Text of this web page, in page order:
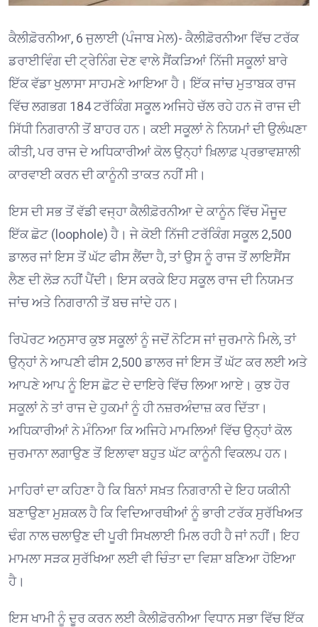
ਕੈਲੀਫ਼ੋਰਨੀਆ, 6 ਜੁਲਾਈ (ਪੰਜਾਬ ਮੇਲ)- ਕੈਲੀਫ਼ੋਰਨੀਆ ਵਿੱਚ ਟਰੱਕ
ਡਰਾਈਵਿੰਗ ਦੀ ਟ੍ਰੇਨਿੰਗ ਦੇਣ ਵਾਲੇ ਸੈਂਕੜਿਆਂ ਨਿੱਜੀ ਸਕੂਲਾਂ ਬਾਰੇ
ਇੱਕ ਵੱਡਾ ਖੁਲਾਸਾ ਸਾਹਮਣੇ ਆਇਆ ਹੈ। ਇੱਕ ਜਾਂਚ ਮੁਤਾਬਕ ਰਾਜ
ਵਿੱਚ ਲਗਭਗ 184 ਟਰੱਕਿੰਗ ਸਕੂਲ ਅਜਿਹੇ ਚੱਲ ਰਹੇ ਹਨ ਜੋ ਰਾਜ ਦੀ
ਸਿੱਧੀ ਨਿਗਰਾਨੀ ਤੋਂ ਬਾਹਰ ਹਨ। ਕਈ ਸਕੂਲਾਂ ਨੇ ਨਿਯਮਾਂ ਦੀ ਉਲੰਘਣਾ
ਕੀਤੀ, ਪਰ ਰਾਜ ਦੇ ਅਧਿਕਾਰੀਆਂ ਕੋਲ ਉਨ੍ਹਾਂ ਖ਼ਿਲਾਫ਼ ਪ੍ਰਭਾਵਸ਼ਾਲੀ
ਕਾਰਵਾਈ ਕਰਨ ਦੀ ਕਾਨੂੰਨੀ ਤਾਕਤ ਨਹੀਂ ਸੀ।
ਇਸ ਦੀ ਸਭ ਤੋਂ ਵੱਡੀ ਵਜ੍ਹਾ ਕੈਲੀਫ਼ੋਰਨੀਆ ਦੇ ਕਾਨੂੰਨ ਵਿੱਚ ਮੌਜੂਦ
ਇੱਕ ਛੋਟ (loophole) ਹੈ। ਜੇ ਕੋਈ ਨਿੱਜੀ ਟਰੱਕਿੰਗ ਸਕੂਲ 2,500
ਡਾਲਰ ਜਾਂ ਇਸ ਤੋਂ ਘੱਟ ਫੀਸ ਲੈਂਦਾ ਹੈ, ਤਾਂ ਉਸ ਨੂੰ ਰਾਜ ਤੋਂ ਲਾਇਸੈਂਸ
ਲੈਣ ਦੀ ਲੋੜ ਨਹੀਂ ਪੈਂਦੀ। ਇਸ ਕਰਕੇ ਇਹ ਸਕੂਲ ਰਾਜ ਦੀ ਨਿਯਮਤ
ਜਾਂਚ ਅਤੇ ਨਿਗਰਾਨੀ ਤੋਂ ਬਚ ਜਾਂਦੇ ਹਨ।
ਰਿਪੋਰਟ ਅਨੁਸਾਰ ਕੁਝ ਸਕੂਲਾਂ ਨੂੰ ਜਦੋਂ ਨੋਟਿਸ ਜਾਂ ਜੁਰਮਾਨੇ ਮਿਲੇ, ਤਾਂ
ਉਨ੍ਹਾਂ ਨੇ ਆਪਣੀ ਫੀਸ 2,500 ਡਾਲਰ ਜਾਂ ਇਸ ਤੋਂ ਘੱਟ ਕਰ ਲਈ ਅਤੇ
ਆਪਣੇ ਆਪ ਨੂੰ ਇਸ ਛੋਟ ਦੇ ਦਾਇਰੇ ਵਿੱਚ ਲਿਆ ਆਏ। ਕੁਝ ਹੋਰ
ਸਕੂਲਾਂ ਨੇ ਤਾਂ ਰਾਜ ਦੇ ਹੁਕਮਾਂ ਨੂੰ ਹੀ ਨਜ਼ਰਅੰਦਾਜ਼ ਕਰ ਦਿੱਤਾ।
ਅਧਿਕਾਰੀਆਂ ਨੇ ਮੰਨਿਆ ਕਿ ਅਜਿਹੇ ਮਾਮਲਿਆਂ ਵਿੱਚ ਉਨ੍ਹਾਂ ਕੋਲ
ਜੁਰਮਾਨਾ ਲਗਾਉਣ ਤੋਂ ਇਲਾਵਾ ਬਹੁਤ ਘੱਟ ਕਾਨੂੰਨੀ ਵਿਕਲਪ ਹਨ।
ਮਾਹਿਰਾਂ ਦਾ ਕਹਿਣਾ ਹੈ ਕਿ ਬਿਨਾਂ ਸਖ਼ਤ ਨਿਗਰਾਨੀ ਦੇ ਇਹ ਯਕੀਨੀ
ਬਣਾਉਣਾ ਮੁਸ਼ਕਲ ਹੈ ਕਿ ਵਿਦਿਆਰਥੀਆਂ ਨੂੰ ਭਾਰੀ ਟਰੱਕ ਸੁਰੱਖਿਅਤ
ਢੰਗ ਨਾਲ ਚਲਾਉਣ ਦੀ ਪੂਰੀ ਸਿਖਲਾਈ ਮਿਲ ਰਹੀ ਹੈ ਜਾਂ ਨਹੀਂ। ਇਹ
ਮਾਮਲਾ ਸੜਕ ਸੁਰੱਖਿਆ ਲਈ ਵੀ ਚਿੰਤਾ ਦਾ ਵਿਸ਼ਾ ਬਣਿਆ ਹੋਇਆ
ਹੈ।
ਇਸ ਖਾਮੀ ਨੂੰ ਦੂਰ ਕਰਨ ਲਈ ਕੈਲੀਫ਼ੋਰਨੀਆ ਵਿਧਾਨ ਸਭਾ ਵਿੱਚ ਇੱਕ